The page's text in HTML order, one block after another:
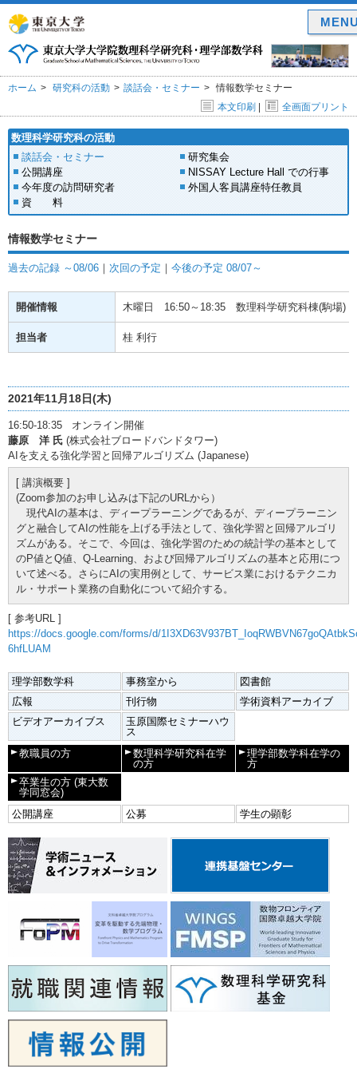
ホーム 研究科の活動 談話会・セミナー
情報数学セミナー
本文印刷 | 全画面プリント
数理科学研究科の活動
談話会・セミナー
研究集会
公開講座
NISSAY Lecture Hall での行事
今年度の訪問研究者
外国人客員講座特任教員
資 料
情報数学セミナー
過去の記録 ～08/06 ｜ 次回の予定 ｜ 今後の予定 08/07～
開催情報 木曜日 16:50～18:35 数理科学研究科棟(駒場)
担当者 桂 利行
2021年11月18日(木)
16:50-18:35 オンライン開催
藤原 洋 氏 (株式会社ブロードバンドタワー)
AIを支える強化学習と回帰アルゴリズム (Japanese)
[ 講演概要 ]
(Zoom参加のお申し込みは下記のURLから）
現代AIの基本は、ディープラーニングであるが、ディープラーニン
グと融合してAIの性能を上げる手法として、強化学習と回帰アルゴリ
ズムがある。そこで、今回は、強化学習のための統計学の基本として
のP値とQ値、Q-Learning、および回帰アルゴリズムの基本と応用につ
いて述べる。さらにAIの実用例として、サービス業におけるテクニカ
ル・サポート業務の自動化について紹介する。
[ 参考URL ]
https://docs.google.com/forms/d/
6hfLUAM
理学部数学科 事務室から
図書館
広報
刊行物
学術資料アーカイブ
ビデオアーカイブス
玉原国際セミナーハウ
ス
教職員の方
数理科学研究科在学
の方
理学部数学科在学の
方
卒業生の方 (東大数
学同窓会)
公開講座
公募 学生の顕彰